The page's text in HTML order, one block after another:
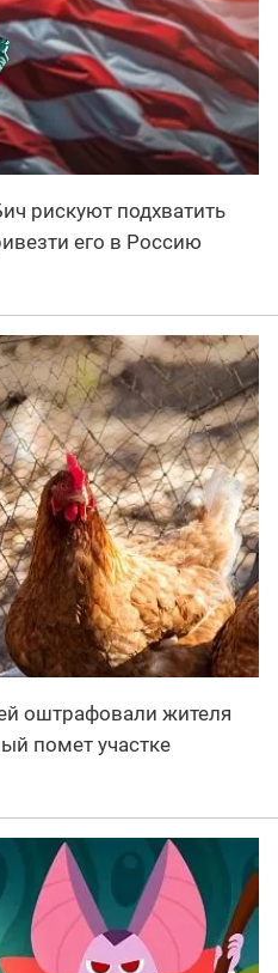
рискуют подхватить
его в Россию
оштрафовали жителя
помет участке